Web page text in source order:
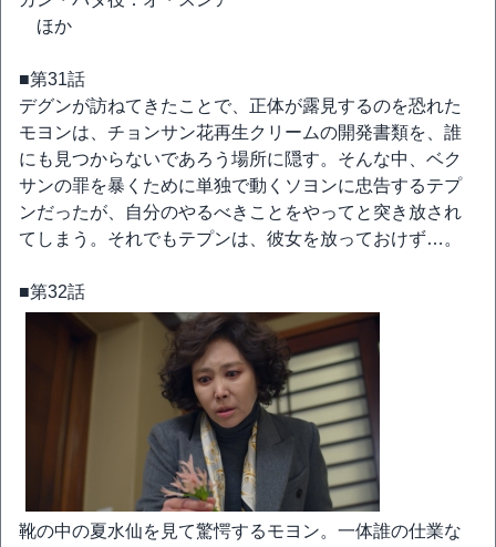
ほか
■第31話
デグンが訪ねてきたことで、正体が露見するのを恐れた
モヨンは、チョンサン花再生クリームの開発書類を、誰
にも見つからないであろう場所に隠す。そんな中、ベク
サンの罪を暴くために単独で動くソヨンに忠告するテプ
ンだったが、自分のやるべきことをやってと突き放され
てしまう。それでもテプンは、彼女を放っておけず…。
■第32話
靴の中の夏水仙を見て驚愕するモヨン。一体誰の仕業な